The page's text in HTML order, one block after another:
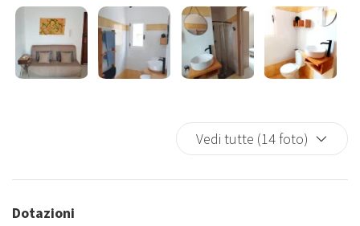
Vedi tutte (14 foto)
Dotazioni